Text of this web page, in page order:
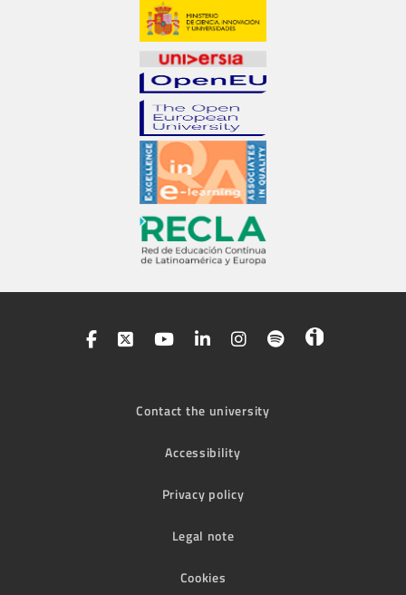
Contact the university
Accessibility
Privacy policy
Legal note
Cookies